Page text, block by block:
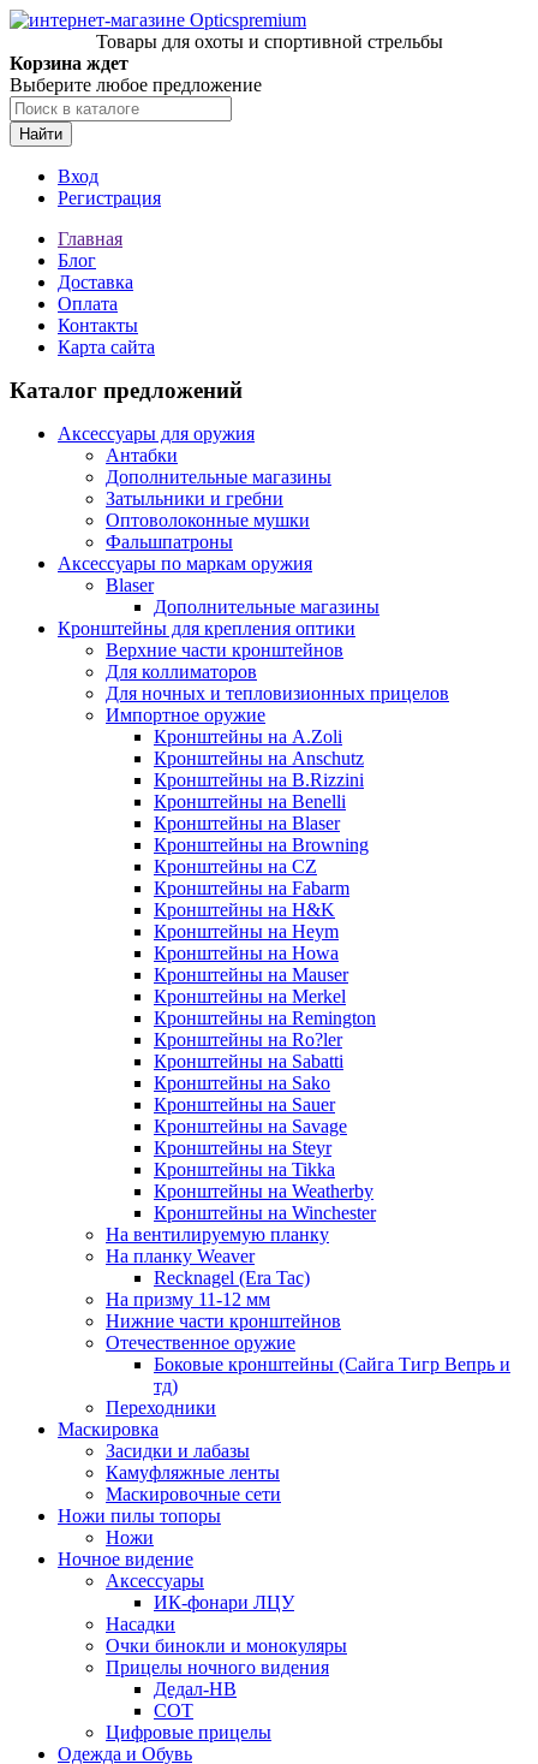
Товары для охоты и спортивной стрельбы
Корзина ждет
Выберите любое предложение
Найти
Вход
Регистрация
Главная
Блог
Доставка
Оплата
Контакты
Карта сайта
Каталог предложений
Аксессуары для оружия
Антабки
Дополнительные магазины
Затыльники и гребни
Оптоволоконные мушки
Фальшпатроны
Аксессуары по маркам оружия
Blaser
Дополнительные магазины
Кронштейны для крепления оптики
Верхние части кронштейнов
Для коллиматоров
Для ночных и тепловизионных прицелов
Импортное оружие
Кронштейны на A.Zoli
Кронштейны на Anschutz
Кронштейны на B.Rizzini
Кронштейны на Benelli
Кронштейны на Blaser
Кронштейны на Browning
Кронштейны на CZ
Кронштейны на Fabarm
Кронштейны на H&K
Кронштейны на Heym
Кронштейны на Howa
Кронштейны на Mauser
Кронштейны на Merkel
Кронштейны на Remington
Кронштейны на Ro?ler
Кронштейны на Sabatti
Кронштейны на Sako
Кронштейны на Sauer
Кронштейны на Savage
Кронштейны на Steyr
Кронштейны на Tikka
Кронштейны на Weatherby
Кронштейны на Winchester
На вентилируемую планку
На планку Weaver
Recknagel (Era Tac)
На призму 11-12 мм
Нижние части кронштейнов
Отечественное оружие
Боковые кронштейны (Сайга Тигр Вепрь и
тд)
Переходники
Маскировка
Засидки и лабазы
Камуфляжные ленты
Маскировочные сети
Ножи пилы топоры
Ножи
Ночное видение
Аксессуары
ИК-фонари ЛЦУ
Насадки
Очки бинокли и монокуляры
Прицелы ночного видения
Дедал-НВ
СОТ
Цифровые прицелы
Одежда и Обувь